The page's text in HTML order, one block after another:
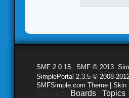
SMF 2.0.15 SMF © 2013
SimplePortal 2.3.5 © 2008-
SMFSimple.com Theme | Skin
Boards Topics